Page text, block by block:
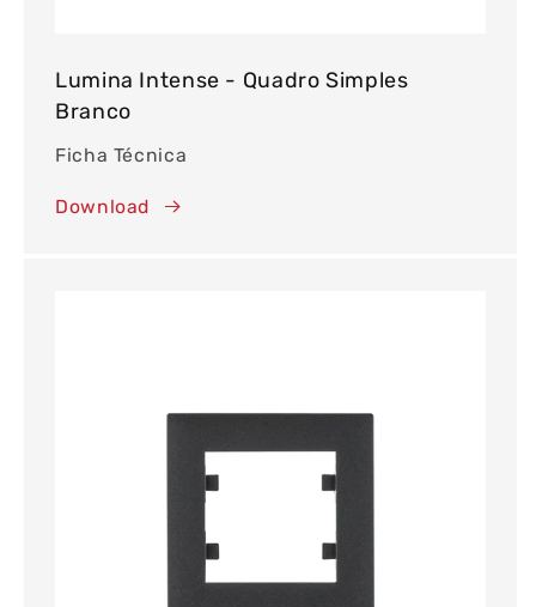
Lumina Intense - Quadro Simples
Branco
Ficha Técnica
Download